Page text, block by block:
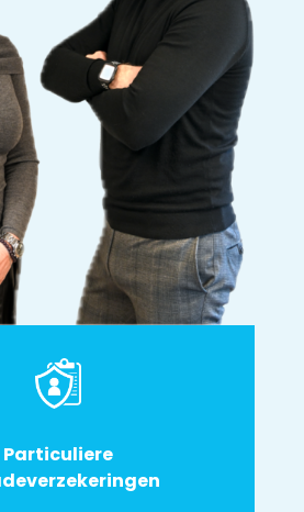
Particuliere